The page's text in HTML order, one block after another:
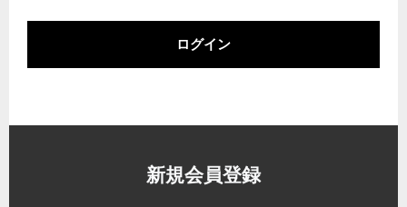
ログイン
新規会員登録